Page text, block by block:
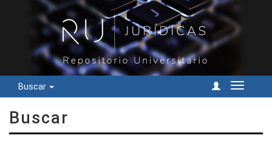
Buscar
Cambiar
Buscar